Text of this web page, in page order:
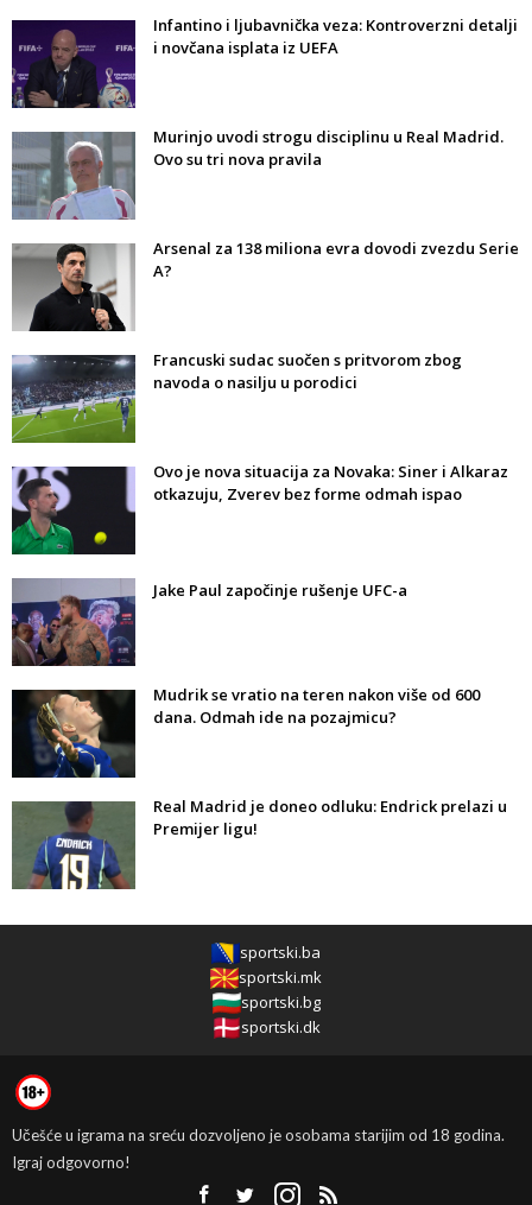
Infantino i ljubavnička veza: Kontroverzni detalji
i novčana isplata iz UEFA
Murinjo uvodi strogu disciplinu u Real Madrid.
Ovo su tri nova pravila
Arsenal za 138 miliona evra dovodi zvezdu Serie
A?
Francuski sudac suočen s pritvorom zbog
navoda o nasilju u porodici
Ovo je nova situacija za Novaka: Siner i Alkaraz
otkazuju, Zverev bez forme odmah ispao
Jake Paul započinje rušenje UFC-a
Mudrik se vratio na teren nakon više od 600
dana. Odmah ide na pozajmicu?
Real Madrid je doneo odluku: Endrick prelazi u
Premijer ligu!
sportski.ba
sportski.mk
sportski.bg
sportski.dk
Učešće u igrama na sreću dozvoljeno je osobama starijim od 18 godina.
Igraj odgovorno!